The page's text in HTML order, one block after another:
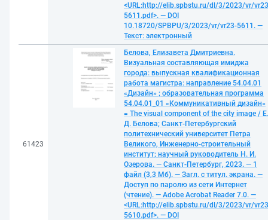
<URL:http://elib.spbstu.ru/dl/3/2023/vr/
5611.pdf>. — DOI
10.18720/SPBPU/3/2023/vr/vr23-5611. —
Текст: электронный
61423
Белова, Елизавета Дмитриевна.
Визуальная составляющая имиджа
города: выпускная квалификационная
работа магистра: направление 54.04.01
«Дизайн» ; образовательная программа
54.04.01_01 «Коммуникативный дизайн»
= The visual component of the city image / Е.
Д. Белова; Санкт-Петербургский
политехнический университет Петра
Великого, Инженерно-строительный
институт; научный руководитель Н. И.
Озерова. — Санкт-Петербург, 2023. — 1
файл (3,3 Мб). — Загл. с титул. экрана. —
Доступ по паролю из сети Интернет
(чтение). — Adobe Acrobat Reader 7.0. —
<URL:http://elib.spbstu.ru/dl/3/2023/vr/
5610.pdf>. — DOI